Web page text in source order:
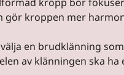
gör kroppen mer
en brudklänning
av klänningen ska